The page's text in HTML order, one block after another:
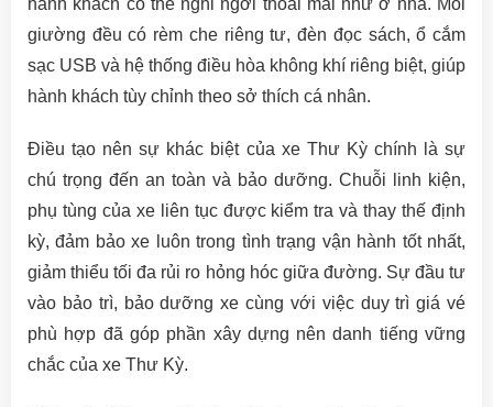
hành khách có thể nghỉ ngơi thoải mái như ở nhà. Mỗi
giường đều có rèm che riêng tư, đèn đọc sách, ổ cắm
sạc USB và hệ thống điều hòa không khí riêng biệt, giúp
hành khách tùy chỉnh theo sở thích cá nhân.
Điều tạo nên sự khác biệt của xe Thư Kỳ chính là sự
chú trọng đến an toàn và bảo dưỡng. Chuỗi linh kiện,
phụ tùng của xe liên tục được kiểm tra và thay thế định
kỳ, đảm bảo xe luôn trong tình trạng vận hành tốt nhất,
giảm thiểu tối đa rủi ro hỏng hóc giữa đường. Sự đầu tư
vào bảo trì, bảo dưỡng xe cùng với việc duy trì giá vé
phù hợp đã góp phần xây dựng nên danh tiếng vững
chắc của xe Thư Kỳ.